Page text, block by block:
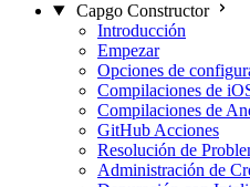
Capgo Constructor
Introducción
Empezar
Opciones de
Compilaciones de
Compilaciones de
GitHub Acciones
Resolución de
Administración de